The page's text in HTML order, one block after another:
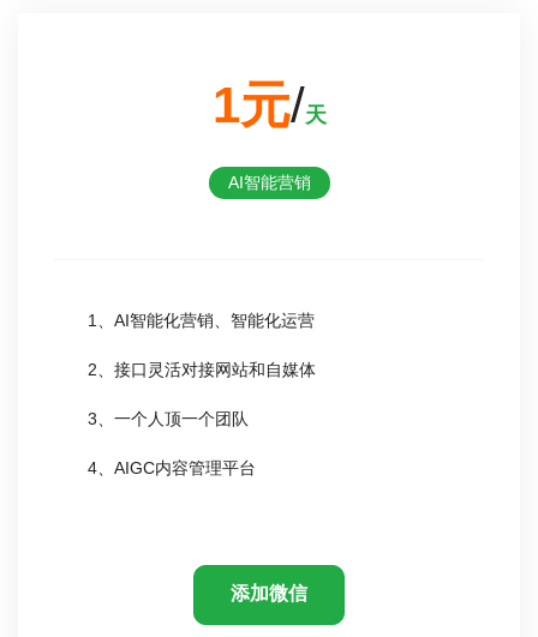
1元/天
AI智能营销
1、AI智能化营销、智能化运营
2、接口灵活对接网站和自媒体
3、一个人顶一个团队
4、AIGC内容管理平台
添加微信